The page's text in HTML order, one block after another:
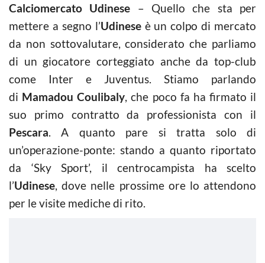
Calciomercato Udinese – Quello che sta per
mettere a segno l’Udineseè un colpo di mercato
da non sottovalutare, considerato che parliamo
di un giocatore corteggiato anche da top-club
come Inter e Juventus. Stiamo parlando
di Mamadou Coulibaly, che poco fa ha firmato il
suo primo contratto da professionista con il
Pescara. A quanto pare si tratta solo di
un’operazione-ponte: stando a quanto riportato
da ‘Sky Sport’, il centrocampista ha scelto
l’Udinese, dove nelle prossime ore lo attendono
per le visite mediche di rito.